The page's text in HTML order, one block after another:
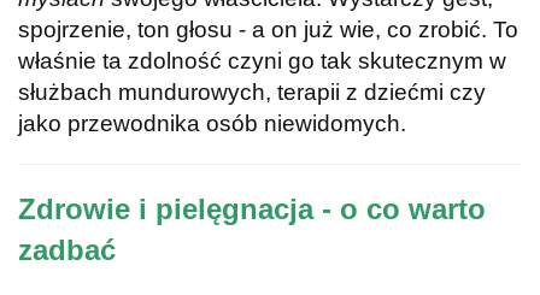
spojrzenie, ton głosu - a on już wie, co zrobić. To
właśnie ta zdolność czyni go tak skutecznym w
służbach mundurowych, terapii z dziećmi czy
jako przewodnika osób niewidomych.
Zdrowie i pielęgnacja - o co warto
zadbać